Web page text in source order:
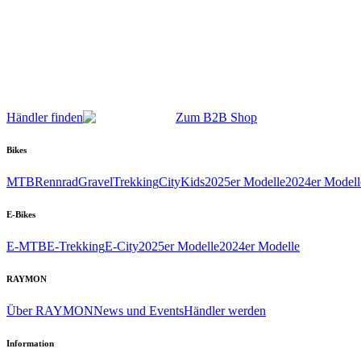
Händler finden Zum B2B Shop
Bikes
MTBRennradGravelTrekkingCityKids2025er Modelle2024er
E-Bikes
E-MTBE-TrekkingE-City2025er Modelle2024er Modelle
RAYMON
Über RAYMONNews und EventsHändler werden
Information